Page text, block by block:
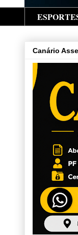
Canário